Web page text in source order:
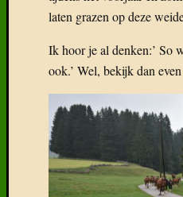
De eerste foto is geen foto
paarden, nee, dit is heel